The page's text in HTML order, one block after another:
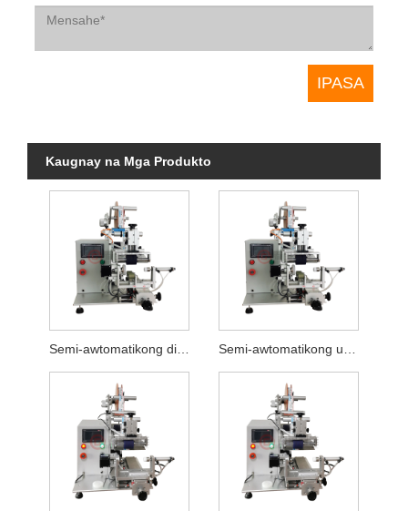
Kaugnay na Mga Produkto
Semi-awtomatikong disinfectant na flat labeling machine